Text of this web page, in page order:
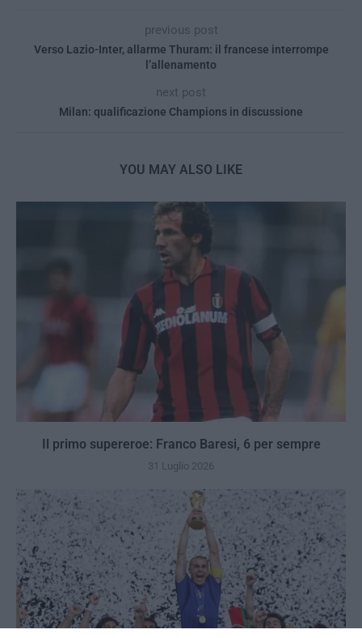
previous post
Verso Lazio-Inter, allarme Thuram: il francese interrompe
l’allenamento
next post
Milan: qualificazione Champions in discussione
YOU MAY ALSO LIKE
Il primo supereroe: Franco Baresi, 6 per sempre
31 Luglio 2026